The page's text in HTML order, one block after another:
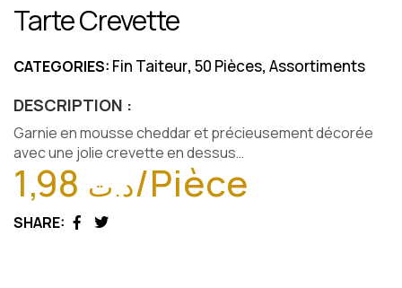
Tarte Crevette
CATEGORIES: Fin Taiteur, 50 Pièces, Assortiments
DESCRIPTION :
Garnie en mousse cheddar et précieusement décorée
avec une jolie crevette en dessus…
د.ت/Pièce
SHARE:
Facebook
Twitter